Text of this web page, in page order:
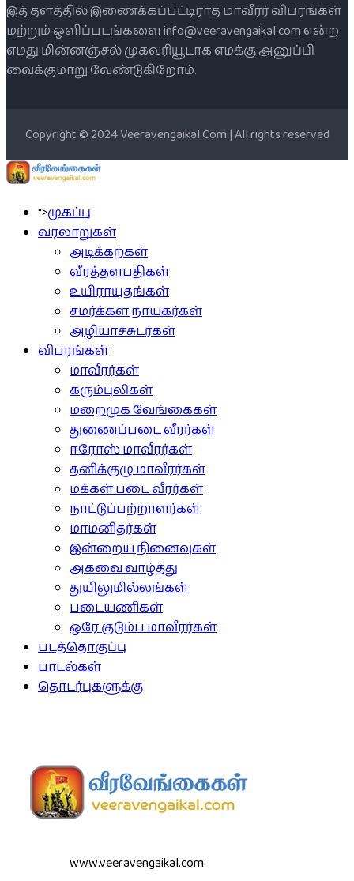
இத் தளத்தில் இணைக்கப்பட்டிராத மாவீரர் விபரங்கள்
மற்றும் ஒளிப்படங்களை info@veeravengaikal.com என்ற
எமது மின்னஞ்சல் முகவரியூடாக எமக்கு அனுப்பி
வைக்குமாறு வேண்டுகிறோம்.
Copyright © 2024 Veeravengaikal.Com | All rights reserved
">முகப்பு
வரலாறுகள்
அடிக்கற்கள்
வீரத்தளபதிகள்
உயிராயுதங்கள்
சமர்க்கள நாயகர்கள்
அழியாச்சுடர்கள்
விபரங்கள்
மாவீரர்கள்
கரும்புலிகள்
மறைமுக வேங்கைகள்
துணைப்படை வீரர்கள்
ஈரோஸ் மாவீரர்கள்
தனிக்குழு மாவீரர்கள்
மக்கள் படை வீரர்கள்
நாட்டுப்பற்றாளர்கள்
மாமனிதர்கள்
இன்றைய நினைவுகள்
அகவை வாழ்த்து
துயிலுமில்லங்கள்
படையணிகள்
ஒரே குடும்ப மாவீரர்கள்
படத்தொகுப்பு
பாடல்கள்
தொடர்புகளுக்கு
www.veeravengaikal.com